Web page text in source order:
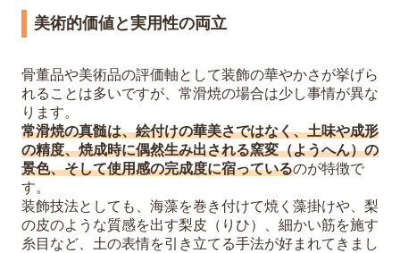
美術的価値と実用性の両立
骨董品や美術品の評価軸として装飾の華やかさが挙げら
れることは多いですが、常滑焼の場合は少し事情が異な
ります。
常滑焼の真髄は、絵付けの華美さではなく、土味や成形
の精度、焼成時に偶然生み出される窯変（ようへん）の
景色、そして使用感の完成度に宿っているのが特徴で
す。
装飾技法としても、海藻を巻き付けて焼く藻掛けや、梨
の皮のような質感を出す梨皮（りひ）、細かい筋を施す
糸目など、土の表情を引き立てる手法が好まれてきまし